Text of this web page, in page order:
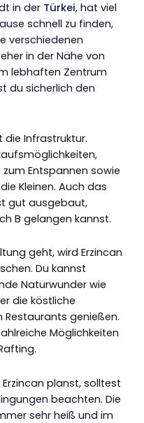
in der Türkei, hat viel
schnell zu finden,
verschiedenen
in der Nähe von
lebhaften Zentrum
du sicherlich den
die Infrastruktur.
Entspannen sowie
Kleinen. Auch das
gut ausgebaut,
B gelangen kannst.
geht, wird Erzincan
Du kannst
Naturwunder wie
die köstliche
Restaurants genießen.
Möglichkeiten
planst, solltest
beachten. Die
sehr heiß und im